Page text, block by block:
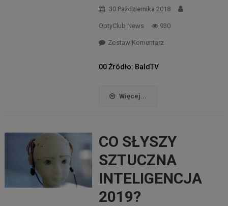
30 Października 2018
OptyClub News 930
Zostaw Komentarz
00 Źródło: BaldTV
Więcej...
CO SŁYSZY
SZTUCZNA
INTELIGENCJA
2019?